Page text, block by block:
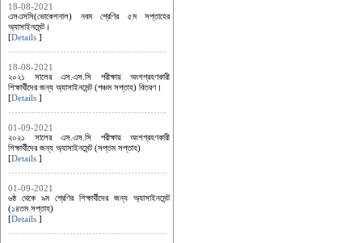
18-08-2021
এসএসসি(ভোকেশনাল) নবম শ্রেণির ৫ম সপ্তাহের
অ্যাসাইনমেন্ট।
[Details ]
18-08-2021
২০২১ সালের এস.এস.সি পরীক্ষায় অংশগ্রহণকারী
শিক্ষার্থীদের জন্য অ্যাসাইনমেন্ট (পঞ্চম সপ্তাহ) বিতরণ।
[Details ]
01-09-2021
২০২১ সালের এস.এস.সি পরীক্ষায় অংশগ্রহণকারী
শিক্ষার্থীদের জন্য অ্যাসাইনমেন্ট (সপ্তম সপ্তাহ)
[Details ]
01-09-2021
৬ষ্ঠ থেকে ৯ম শ্রেণির শিক্ষার্থীদের জন্য অ্যাসাইনমেন্ট
(১৪তম সপ্তাহ)
[Details ]